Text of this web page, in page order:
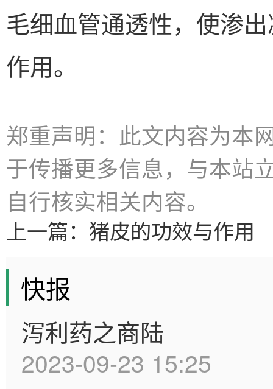
毛细血管通透性，使渗
作用。
郑重声明：此文内容为本
于传播更多信息，与本站
自行核实相关内容。
上一篇： 猪皮的功效与作用
快报
泻利药之商陆
2023-09-23 15:25